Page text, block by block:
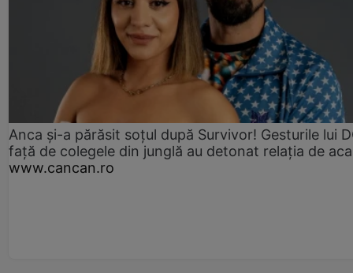
Anca și-a părăsit soțul după Survivor! Gesturile lui
față de colegele din junglă au detonat relația de
www.cancan.ro